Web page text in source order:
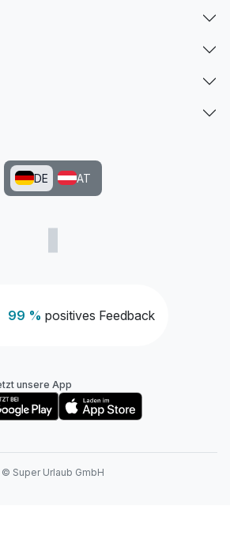
99 % positives Feedback
DE AT
unsere App
© Super Urlaub GmbH